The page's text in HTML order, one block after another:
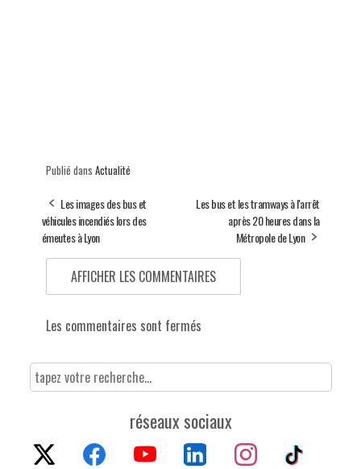
Publié dans Actualité
Les images des bus et
véhicules incendiés lors des
émeutes à Lyon
Les bus et les tramways à l'arrêt
après 20 heures dans la
Métropole de Lyon
AFFICHER LES COMMENTAIRES
Les commentaires sont fermés
réseaux sociaux